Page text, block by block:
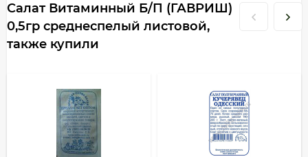
Салат Витаминный Б/П (ГАВРИШ)
0,5гр среднеспелый листовой,
также купили